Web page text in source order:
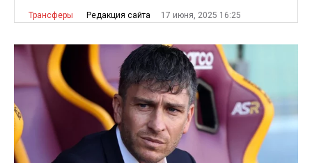
Трансферы Редакция сайта 17 июня, 2025 16:25